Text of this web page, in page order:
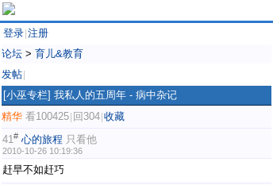
登录 注册
论坛 > 育儿&教育
发帖
[小巫专栏] 我私人的五周年 - 病中杂记
精华 看100425 回304 收藏
41# 心的旅程 只看他
2010-10-26 10:19:36
赶早不如赶巧